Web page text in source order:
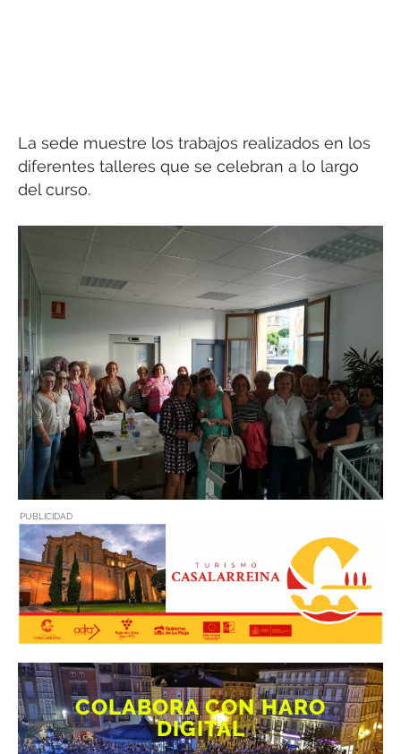
La sede muestre los trabajos realizados en los
diferentes talleres que se celebran a lo largo
del curso.
PUBLICIDAD
COLABORA CON HARO
DIGITAL